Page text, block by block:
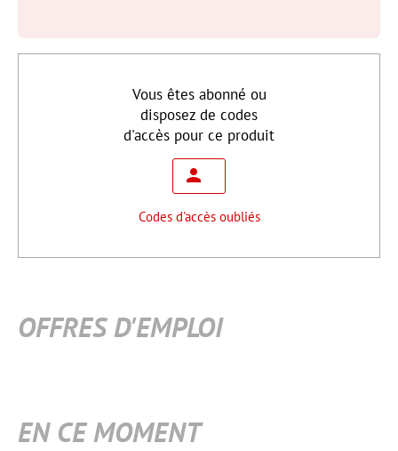
Vous êtes abonné ou
disposez de codes
d'accès pour ce produit
Codes d'accès oubliés
OFFRES D'EMPLOI
EN CE MOMENT